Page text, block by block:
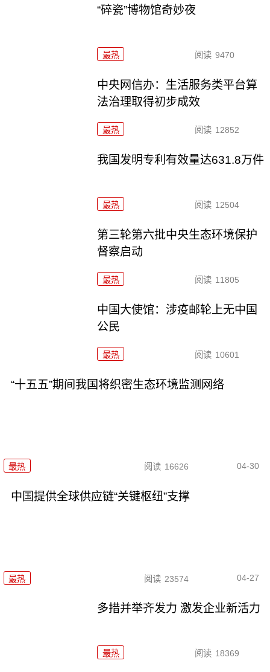
“碎瓷”博物馆奇妙夜
最热 阅读 9470
中央网信办：生活服务类平台算
法治理取得初步成效
最热 阅读 12852
我国发明专利有效量达631.8万件
最热 阅读 12504
第三轮第六批中央生态环境保护
督察启动
最热 阅读 11805
中国大使馆：涉疫邮轮上无中国
公民
最热 阅读 10601
“十五五”期间我国将织密生态环境监测网络
最热 阅读 16626 04-30
中国提供全球供应链“关键枢纽”支撑
最热 阅读 23574 04-27
多措并举齐发力 激发企业新活力
最热 阅读 18369